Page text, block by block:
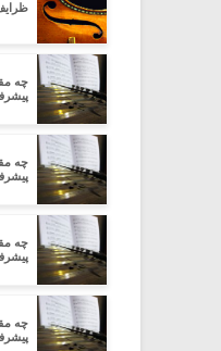
چه
چه
چه
چه